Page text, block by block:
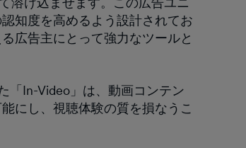
知度を高めるよう設計されてお
広告主にとって強力なツールと
「In-Video」は、動画コンテン
にし、視聴体験の質を損なうこ